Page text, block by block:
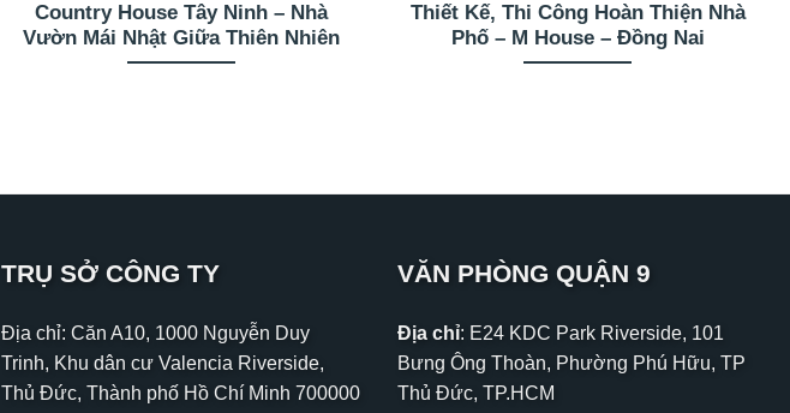
Country House Tây Ninh – Nhà
Vườn Mái Nhật Giữa Thiên Nhiên
Thiết Kế, Thi Công Hoàn Thiện Nhà
Phố – M House – Đồng Nai
TRỤ SỞ CÔNG TY
Địa chỉ: Căn A10, 1000 Nguyễn Duy
Trinh, Khu dân cư Valencia Riverside,
Thủ Đức, Thành phố Hồ Chí Minh 700000
VĂN PHÒNG QUẬN 9
Địa chỉ: E24 KDC Park Riverside, 101
Bưng Ông Thoàn, Phường Phú Hữu, TP
Thủ Đức, TP.HCM